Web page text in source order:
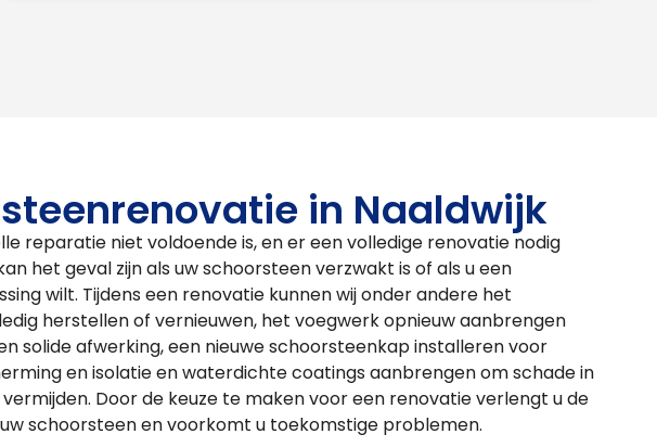
in Naaldwijk
reparatie niet voldoende is, en er een volledige renovatie nodig
het geval zijn als uw schoorsteen verzwakt is of als u een
wilt. Tijdens een renovatie kunnen wij onder andere het
herstellen of vernieuwen, het voegwerk opnieuw aanbrengen
solide afwerking, een nieuwe schoorsteenkap installeren voor
en isolatie en waterdichte coatings aanbrengen om schade in
Door de keuze te maken voor een renovatie verlengt u de
schoorsteen en voorkomt u toekomstige problemen.